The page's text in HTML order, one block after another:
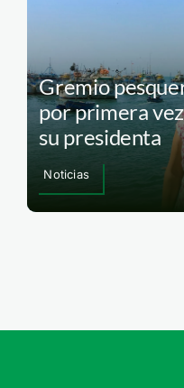
Gremio
por primera
su presidenta
Noticias